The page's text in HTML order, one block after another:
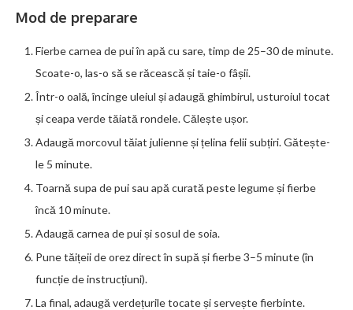
Mod de preparare
Fierbe carnea de pui în apă cu sare, timp de 25–30 de minute.
Scoate-o, las-o să se răcească și taie-o fâșii.
Într-o oală, încinge uleiul și adaugă ghimbirul, usturoiul tocat
și ceapa verde tăiată rondele. Călește ușor.
Adaugă morcovul tăiat julienne și țelina felii subțiri. Gătește-
le 5 minute.
Toarnă supa de pui sau apă curată peste legume și fierbe
încă 10 minute.
Adaugă carnea de pui și sosul de soia.
Pune tăițeii de orez direct în supă și fierbe 3–5 minute (în
funcție de instrucțiuni).
La final, adaugă verdețurile tocate și servește fierbinte.